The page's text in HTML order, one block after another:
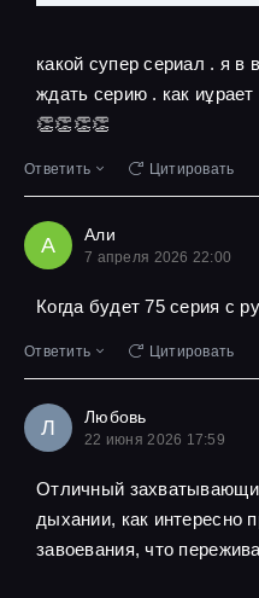
какой супер сериал . я в
ждать серию . как
👏👏👏👏
Ответить Цитировать
А Али
7 апреля 2026 22:00
Когда будет 75 серия с
Ответить Цитировать
Л Любовь
22 июня 2026 17:59
Отличный
дыхании, как интересно
завоевания, что